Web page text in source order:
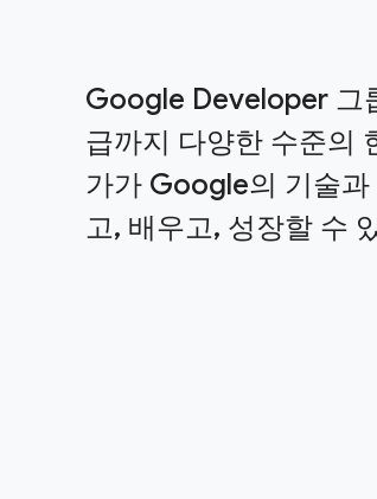
Google Developer 그
급까지 다양한 수준의
가가 Google의 기술
고, 배우고, 성장할 수